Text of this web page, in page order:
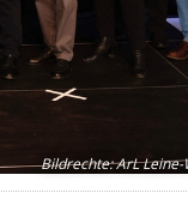
Bildrechte:ArL Leine-